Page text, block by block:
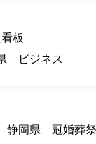
板
ビジネス
静岡県 冠婚葬